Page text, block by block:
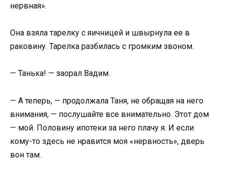
нервная».
Она взяла тарелку с яичницей и швырнула ее в
раковину. Тарелка разбилась с громким звоном.
— Танька! — заорал Вадим.
— А теперь, — продолжала Таня, не обращая на него
внимания, — послушайте все внимательно. Этот дом
— мой. Половину ипотеки за него плачу я. И если
кому-то здесь не нравится моя «нервность», дверь
вон там.